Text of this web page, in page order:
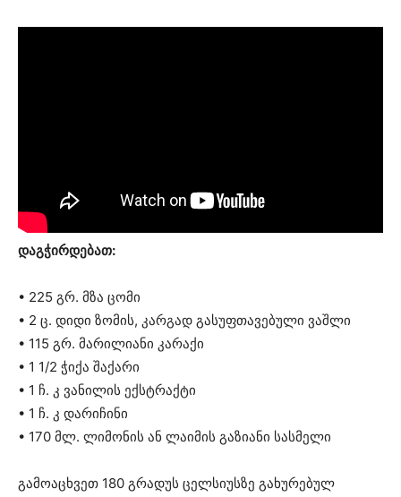
დაგჭირდებათ:
• 225 გრ. მზა ცომი
• 2 ც. დიდი ზომის, კარგად გასუფთავებული ვაშლი
• 115 გრ. მარილიანი კარაქი
• 1 1/2 ჭიქა შაქარი
• 1 ჩ. კ ვანილის ექსტრაქტი
• 1 ჩ. კ დარიჩინი
• 170 მლ. ლიმონის ან ლაიმის გაზიანი სასმელი
გამოაცხვეთ 180 გრადუს ცელსიუსზე გახურებულ